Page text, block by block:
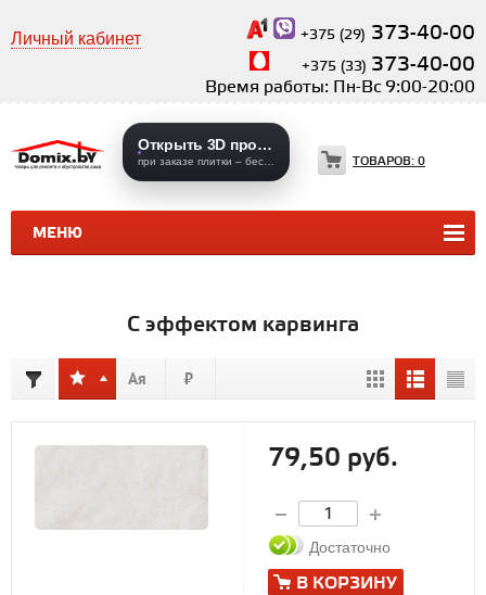
Личный кабинет +375 (29) 373-40-00
+375 (33) 373-40-00
Время работы: Пн-Вс 9:00-20:00
МЕНЮ
Открыть 3D проекты
ТОВАРОВ: 0
КЕРАМИЧЕСКАЯ ПЛИТКА
С эффектом карвинга
79,50 руб.
Достаточно
В КОРЗИНУ